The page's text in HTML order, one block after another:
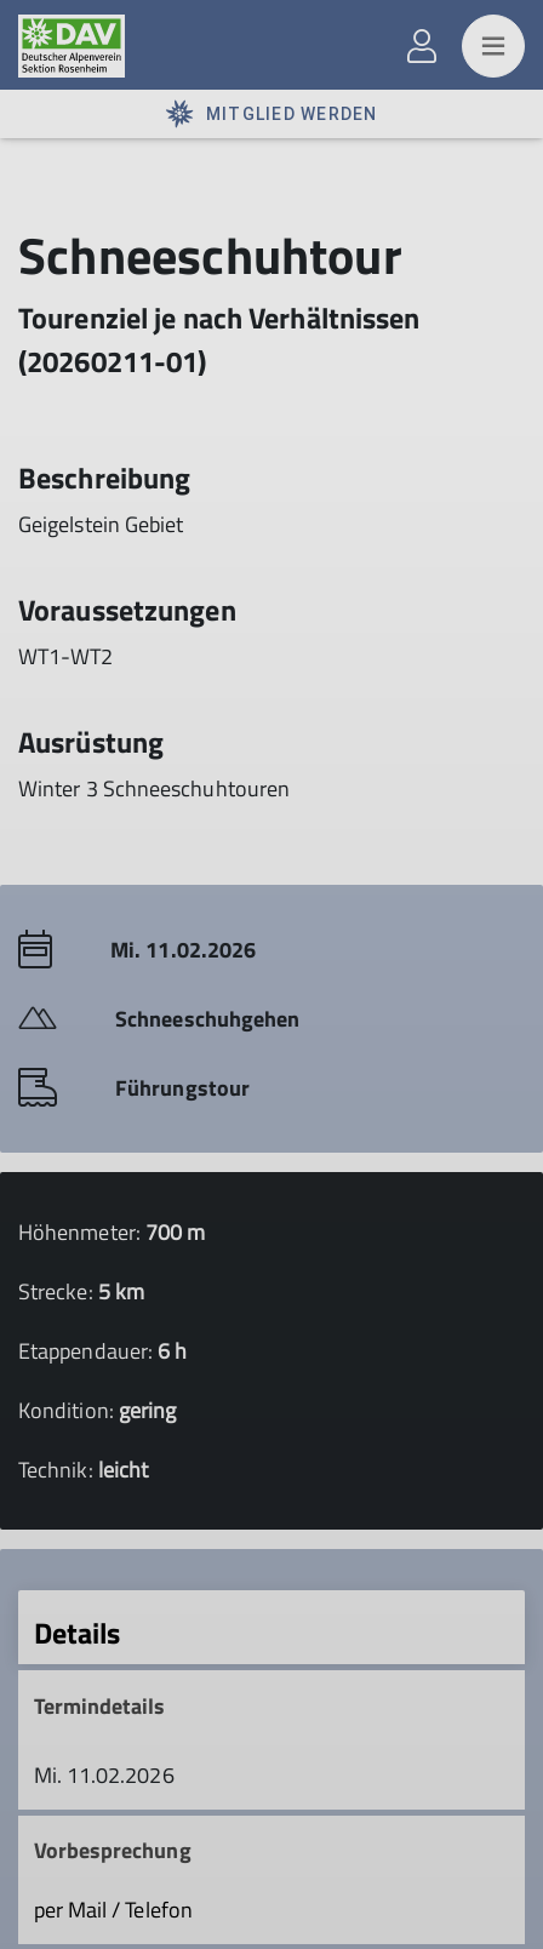
MITGLIED WERDEN
Schneeschuhtour
Tourenziel je nach Verhältnissen
(20260211-01)
Beschreibung
Geigelstein Gebiet
Voraussetzungen
WT1-WT2
Ausrüstung
Winter 3 Schneeschuhtouren
Mi. 11.02.2026
Schneeschuhgehen
Führungstour
Höhenmeter: 700 m
Strecke: 5 km
Etappendauer: 6 h
Kondition: gering
Technik: leicht
Details
Termindetails
Mi. 11.02.2026
Vorbesprechung
per Mail / Telefon